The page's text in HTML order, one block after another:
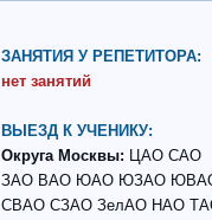
ЗАНЯТИЯ У РЕПЕТИТОРА:
нет занятий
ВЫЕЗД К УЧЕНИКУ:
Округа Москвы: ЦАО САО
ЗАО ВАО ЮАО ЮЗАО
СВАО СЗАО ЗелАО НАО